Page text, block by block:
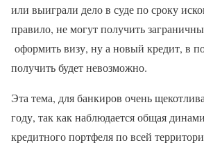
или выиграли дело в суде по сроку
правило, не могут получить
оформить визу, ну а новый кредит, в
получить будет невозможно.
Эта тема, для банкиров очень
году, так как наблюдается общая
кредитного портфеля по всей